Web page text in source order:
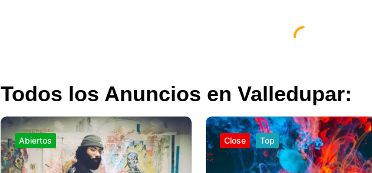
Todos los Anuncios en Valledupar:
Abiertos Close Top